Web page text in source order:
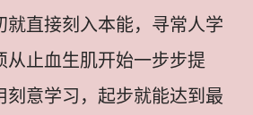
就直接刻入本能，寻常人学
从止血生肌开始一步步提
刻意学习，起步就能达到最